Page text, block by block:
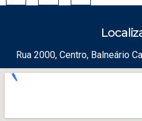
Rua 2000, Centro, Balneário